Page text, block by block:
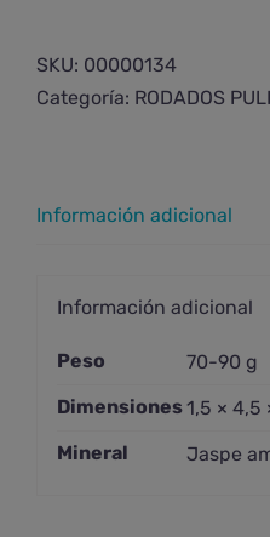
amarillo
cantidad
SKU: 00000134
Categoría: RODADOS
Información adicional
Información adicional
Peso
70-90 g
Dimensiones1,5 × 4,5
Mineral
Jaspe